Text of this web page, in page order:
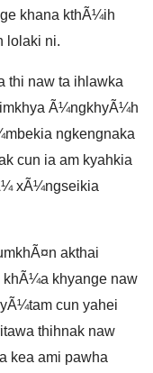
khana kthÃ¼ih
lolaki ni.
thi naw ta ihlawka
Ã¼ngkhyÃ¼h
ngkengnaka
cun ia am kyahkia
xÃ¼ngseikia
akthai
khÃ¼a khyange naw
cun yahei
thihnak naw
kea ami pawha